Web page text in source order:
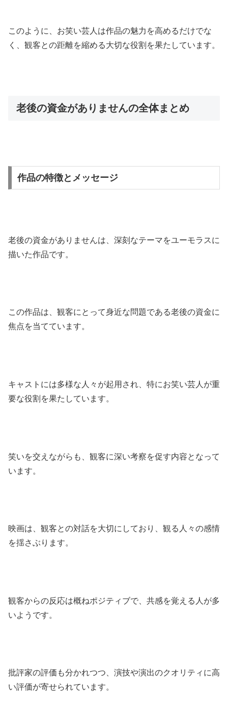
このように、お笑い芸人は作品の魅力を高めるだけでな
く、観客との距離を縮める大切な役割を果たしています。
老後の資金がありませんの全体まとめ
作品の特徴とメッセージ
老後の資金がありませんは、深刻なテーマをユーモラスに
描いた作品です。
この作品は、観客にとって身近な問題である老後の資金に
焦点を当てています。
キャストには多様な人々が起用され、特にお笑い芸人が重
要な役割を果たしています。
笑いを交えながらも、観客に深い考察を促す内容となって
います。
映画は、観客との対話を大切にしており、観る人々の感情
を揺さぶります。
観客からの反応は概ねポジティブで、共感を覚える人が多
いようです。
批評家の評価も分かれつつ、演技や演出のクオリティに高
い評価が寄せられています。